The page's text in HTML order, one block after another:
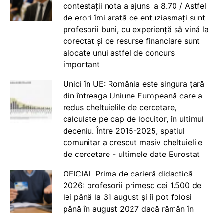
contestații nota a ajuns la 8.70 / Astfel
de erori îmi arată ce entuziasmați sunt
profesorii buni, cu experiență să vină la
corectat și ce resurse financiare sunt
alocate unui astfel de concurs
important
Unici în UE: România este singura țară
din întreaga Uniune Europeană care a
redus cheltuielile de cercetare,
calculate pe cap de locuitor, în ultimul
deceniu. Între 2015-2025, spațiul
comunitar a crescut masiv cheltuielile
de cercetare - ultimele date Eurostat
OFICIAL Prima de carieră didactică
2026: profesorii primesc cei 1.500 de
lei până la 31 august și îi pot folosi
până în august 2027 dacă rămân în